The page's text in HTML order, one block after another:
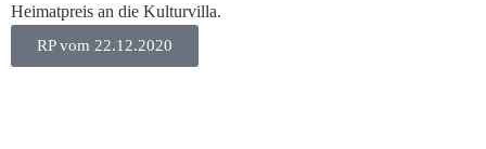
Heimatpreis an die Kulturvilla.
RP vom 22.12.2020